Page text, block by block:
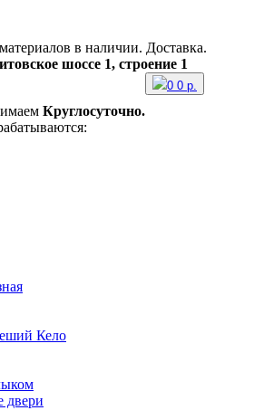
в наличии. Доставка.
шоссе 1, строение 1
Круглосуточно.
0 0 р.
Кело
двери